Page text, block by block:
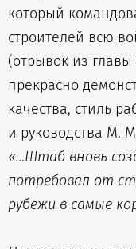
который
строителей всю
(отрывок из
прекрасно
качества, стиль
и руководства М.
«…Штаб вновь
потребовал от
рубежи в самые